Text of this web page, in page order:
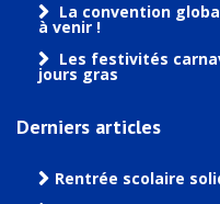
La convention
à venir !
Les festivités
jours gras
Derniers articles
Rentrée scolaire